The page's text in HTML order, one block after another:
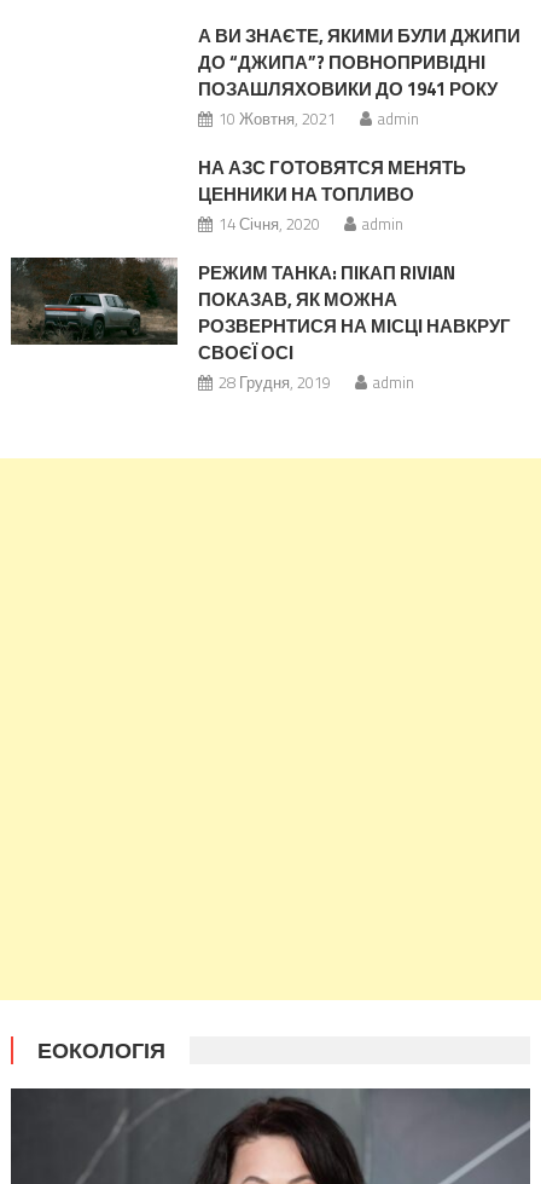
врятував
сусідів
А ВИ ЗНАЄТЕ, ЯКИМИ БУЛИ ДЖИПИ
ДО “ДЖИПА”? ПОВНОПРИВІДНІ
ПОЗАШЛЯХОВИКИ ДО 1941 РОКУ
10 Жовтня, 2021 admin
НА АЗС ГОТОВЯТСЯ МЕНЯТЬ
ЦЕННИКИ НА ТОПЛИВО
14 Січня, 2020 admin
РЕЖИМ ТАНКА: ПІКАП RIVIAN
ПОКАЗАВ, ЯК МОЖНА
РОЗВЕРНТИСЯ НА МІСЦІ НАВКРУГ
СВОЄЇ ОСІ
28 Грудня, 2019 admin
ЕОКОЛОГІЯ